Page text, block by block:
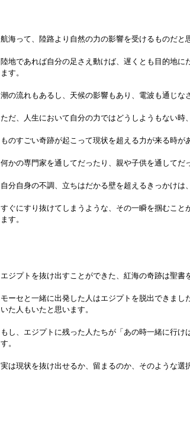
航海って、陸路より自然の力の影響を受けるものだと
陸地であれば自分の足さえ動けば、遅くとも目的地
ます。
潮の流れもあるし、天候の影響もあり、電波も通じな
ただ、人生において自分の力ではどうしようもない
ものすごい奇跡が起こって現状を超える力が来る時が
何かの専門家を通してだったり、親や子供を通して
自分自身の不調、立ちはだかる壁を超えるきっかけは
すぐにすり抜けてしまうような、その一瞬を掴むこ
ます。
エジプトを抜け出すことができた、紅海の奇跡は聖書
モーセと一緒に出発した人はエジプトを脱出できま
いた人もいたと思います。
もし、エジプトに残った人たちが「あの時一緒に行
す。
実は現状を抜け出せるか、留まるのか、そのような